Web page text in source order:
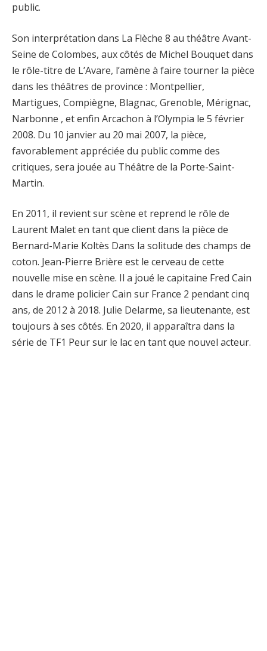
public.
Son interprétation dans La Flèche 8 au théâtre Avant-
Seine de Colombes, aux côtés de Michel Bouquet dans
le rôle-titre de L’Avare, l’amène à faire tourner la pièce
dans les théâtres de province : Montpellier,
Martigues, Compiègne, Blagnac, Grenoble, Mérignac,
Narbonne , et enfin Arcachon à l’Olympia le 5 février
2008. Du 10 janvier au 20 mai 2007, la pièce,
favorablement appréciée du public comme des
critiques, sera jouée au Théâtre de la Porte-Saint-
Martin.
En 2011, il revient sur scène et reprend le rôle de
Laurent Malet en tant que client dans la pièce de
Bernard-Marie Koltès Dans la solitude des champs de
coton. Jean-Pierre Brière est le cerveau de cette
nouvelle mise en scène. Il a joué le capitaine Fred Cain
dans le drame policier Cain sur France 2 pendant cinq
ans, de 2012 à 2018. Julie Delarme, sa lieutenante, est
toujours à ses côtés. En 2020, il apparaîtra dans la
série de TF1 Peur sur le lac en tant que nouvel acteur.